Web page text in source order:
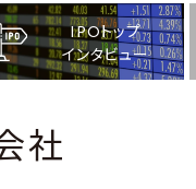
IPOトップ
インタビュー
社